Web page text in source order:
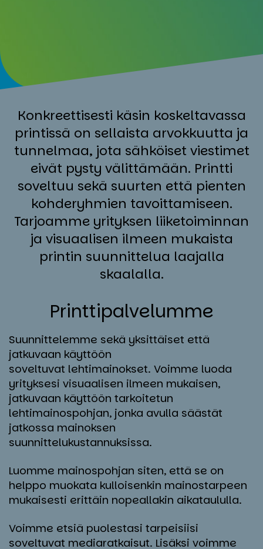
Konkreettisesti käsin koskeltavassa
printissä on sellaista arvokkuutta ja
tunnelmaa, jota sähköiset viestimet
eivät pysty välittämään. Printti
soveltuu sekä suurten että pienten
kohderyhmien tavoittamiseen.
Tarjoamme yrityksen liiketoiminnan
ja visuaalisen ilmeen mukaista
printin suunnittelua laajalla
skaalalla.
Print­ti­pal­ve­lum­me
Suunnittelemme sekä yksittäiset että
jatkuvaan käyttöön
soveltuvat lehtimainokset. Voimme luoda
yrityksesi visuaalisen ilmeen mukaisen,
jatkuvaan käyttöön tarkoitetun
lehtimainospohjan, jonka avulla säästät
jatkossa mainoksen
suunnittelukustannuksissa.
Luomme mainospohjan siten, että se on
helppo muokata kulloisenkin mainostarpeen
mukaisesti erittäin nopeallakin aikataululla.
Voimme etsiä puolestasi tarpeisiisi
soveltuvat mediaratkaisut. Lisäksi voimme